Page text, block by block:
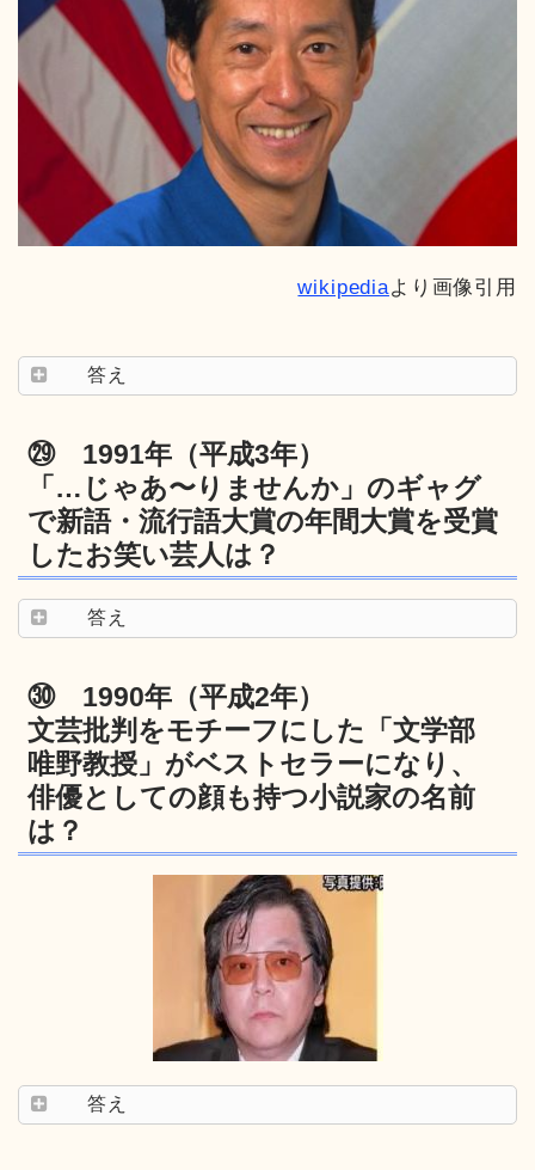
wikipediaより画像引用
答え
㉙ 1991年（平成3年）
「…じゃあ〜りませんか」のギャグ
で新語・流行語大賞の年間大賞を受賞
したお笑い芸人は？
答え
㉚ 1990年（平成2年）
文芸批判をモチーフにした「文学部
唯野教授」がベストセラーになり、
俳優としての顔も持つ小説家の名前
は？
答え